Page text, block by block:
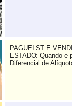
PAGUEI ST E
ESTADO: Quando e
Diferencial de